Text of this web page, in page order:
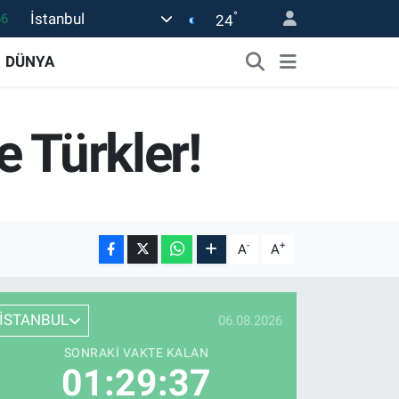
İstanbul 24°
DÜNYA
Türkler!
A- A+
İSTANBUL 06.08.2026
SONRAKI VAKTE KALAN
01:29:36